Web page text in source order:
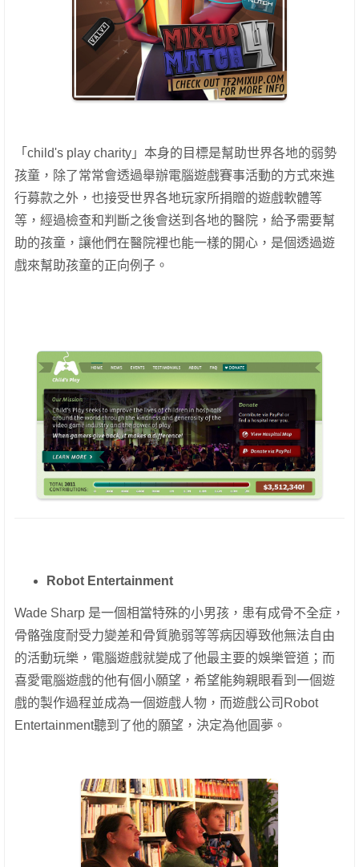
「child's play charity」本身的目標是幫助世界各地的弱勢
孩童，除了常常會透過舉辦電腦遊戲賽事活動的方式來進
行募款之外，也接受世界各地玩家所捐贈的遊戲軟體等
等，經過檢查和判斷之後會送到各地的醫院，給予需要幫
助的孩童，讓他們在醫院裡也能一樣的開心，是個透過遊
戲來幫助孩童的正向例子。
Robot Entertainment
Wade Sharp 是一個相當特殊的小男孩，患有成骨不全症，
骨骼強度耐受力變差和骨質脆弱等等病因導致他無法自由
的活動玩樂，電腦遊戲就變成了他最主要的娛樂管道；而
喜愛電腦遊戲的他有個小願望，希望能夠親眼看到一個遊
戲的製作過程並成為一個遊戲人物，而遊戲公司Robot
Entertainment聽到了他的願望，決定為他圓夢。